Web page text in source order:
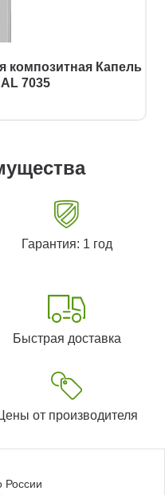
композитная Капель
7035
Гарантия: 1 год
Быстрая доставка
от производителя
России